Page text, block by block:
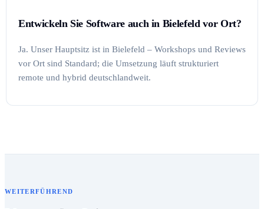
Entwickeln Sie Software auch in Bielefeld vor Ort?
Ja. Unser Hauptsitz ist in Bielefeld – Workshops und Reviews
vor Ort sind Standard; die Umsetzung läuft strukturiert
remote und hybrid deutschlandweit.
WEITERFÜHREND